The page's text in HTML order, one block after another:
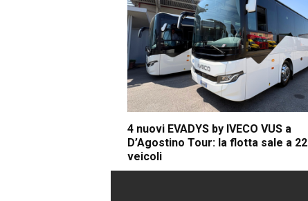
4 nuovi EVADYS by IVECO VUS a
D’Agostino Tour: la flotta sale a 22
veicoli